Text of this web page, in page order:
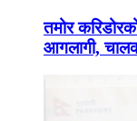
तमोर
आगलागी,